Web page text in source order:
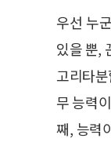
우선 누
있을 뿐,
고리타
무 능력
째, 능력